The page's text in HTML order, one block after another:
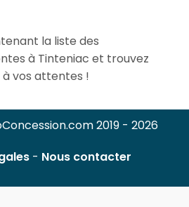
la liste des
à Tinteniac et trouvez
vos attentes !
2019 - 2026
- Nous contacter